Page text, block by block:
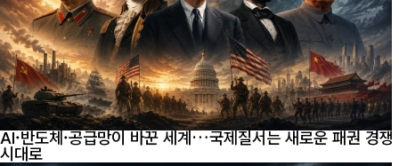
AI·반도체·공급망이 바꾼 세계…국제질서는 새로운 패권 경쟁
시대로